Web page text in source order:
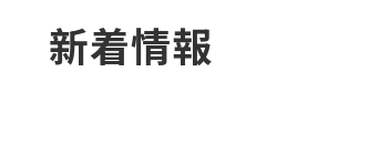
新着情報